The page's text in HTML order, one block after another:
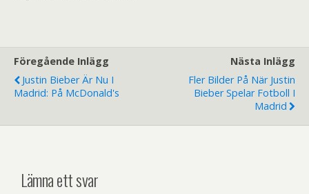
Föregående Inlägg
Justin Bieber Är Nu I
Madrid: På McDonald's
Nästa Inlägg
Fler Bilder På När Justin
Bieber Spelar Fotboll I
Madrid
Lämna ett svar